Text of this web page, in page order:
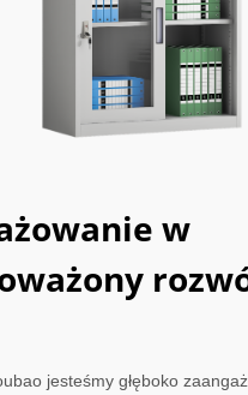
w
jesteśmy głęboko